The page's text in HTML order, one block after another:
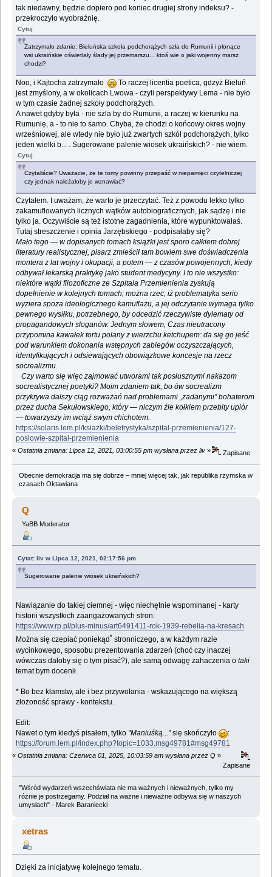
tak niedawny, będzie dopiero pod koniec drugiej strony indeksu? -
przekroczyło wyobraźnię.
Cytuj
Zatrzymało zdanie: Bieluńska szkoła podchorążych szła do Rumunii i płonące
wsi ukraińskie oświetlały ślady jej przemarszu... ktoś wie o jaki wojenny marsz
chodzi?
Noo, i Kajtocha zatrzymało
To raczej licentia poetica, gdzyż Bieluń
jest zmyślony, a w okolicach Lwowa - czyli perspektywy Lema - nie było
w tym czasie żadnej szkoły podchorążych.
A nawet gdyby była - nie szla by do Rumunii, a raczej w kierunku na
Rumunię, a - to nie to samo. Chyba, że chodzi o końcowy okres wojny
wrześniowej, ale wtedy nie było już zwartych szkół podchorążych, tylko
jeden wielki b... . Sugerowane palenie wiosek ukraińskich? - nie wiem.
Cytuj
Czytaliście? Uważacie, że te tomy powinny przepaść w niepamięci czytelniczej
czy jednak należałoby je wznawiać?
Czytałem. I uważam, że warto je przeczytać. Też z powodu lekko tylko
zakamuflowanych licznych wątków autobiograficznych, jak sądzę i nie
tylko ja. Oczywiście są też istotne zagadnienia, które wypunktowałaś.
Tutaj streszczenie i opinia Jarzębskiego - podpisałaby się?
Mało tego — w dopisanych tomach książki jest sporo całkiem dobrej
literatury realistycznej, pisarz zmieścił tam bowiem swe doświadczenia
montera z lat wojny i okupacji, a potem — z czasów powojennych, kiedy
odbywał lekarską praktykę jako student medycyny. I to nie wszystko:
niektóre wątki filozoficzne ze Szpitala Przemienienia zyskują
dopełnienie w kolejnych tomach; można rzec, iż problematyka serio
wyziera spoza ideologicznego kamuflażu, a jej odczytanie wymaga tylko
pewnego wysiłku, potrzebnego, by odcedzić rzeczywiste dylematy od
propagandowych sloganów. Jednym słowem, Czas nieutracony
przypomina kawałek tortu polany z wierzchu ketchupem: da się go jeść
pod warunkiem dokonania wstępnych zabiegów oczyszczających,
identyfikujących i odsiewających obowiązkowe koncesje na rzecz
socrealizmu.
Czy warto się więc zajmować utworami tak posłusznymi nakazom
socrealistycznej poetyki? Moim zdaniem tak, bo ów socrealizm
przykrywa dalszy ciąg rozważań nad problemami „zadanymi” bohaterom
przez ducha Sekułowskiego, który — niczym źle kołkiem przebity upiór
— towarzyszy im wciąż swym chichotem.
https://solaris.lem.pl/ksiazki/beletrystyka/szpital-przemienienia/127-
poslowie-szpital-przemienienia
« Ostatnia zmiana: Lipca 12, 2021, 03:00:55 pm wysłana przez liv » Zapisane
Obecnie demokracja ma się dobrze – mniej więcej tak, jak republika rzymska w
czasach Oktawiana
Q
YaBB Moderator
Cytat: liv w Lipca 12, 2021, 02:17:56 pm
Sugerowane palenie wiosek ukraińskich?
Nawiązanie do takiej ciemnej - więc niechętnie wspominanej - karty
historii wszystkich zaangażowanych stron:
https://www.rp.pl/plus-minus/art6491411-rok-1939-rebelia-na-kresach
Można się czepiać poniekąd* stronniczego, a w każdym razie
wycinkowego, sposobu prezentowania zdarzeń (choć czy inaczej
wówczas dałoby się o tym pisać?), ale samą odwagę zahaczenia otaki
temat bym docenił.
* Bo bez kłamstw, ale i bez przywołania - wskazującego na większą
złożoność sprawy - kontekstu.
Edit:
Nawet o tym kiedyś pisałem, tylko "Maniuśką..."się skończyło
:
https://forum.lem.pl/index.php?topic=1033.msg49781#msg49781
« Ostatnia zmiana: Czerwca 01, 2025, 10:03:59 am wysłana przez Q »
Zapisane
"Wśród wydarzeń wszechświata nie ma ważnych i nieważnych, tylko my
różnie je postrzegamy. Podział na ważne i nieważne odbywa się w naszych
umysłach" - Marek Baraniecki
xetras
Dzięki za inicjatywę kolejnego tematu.